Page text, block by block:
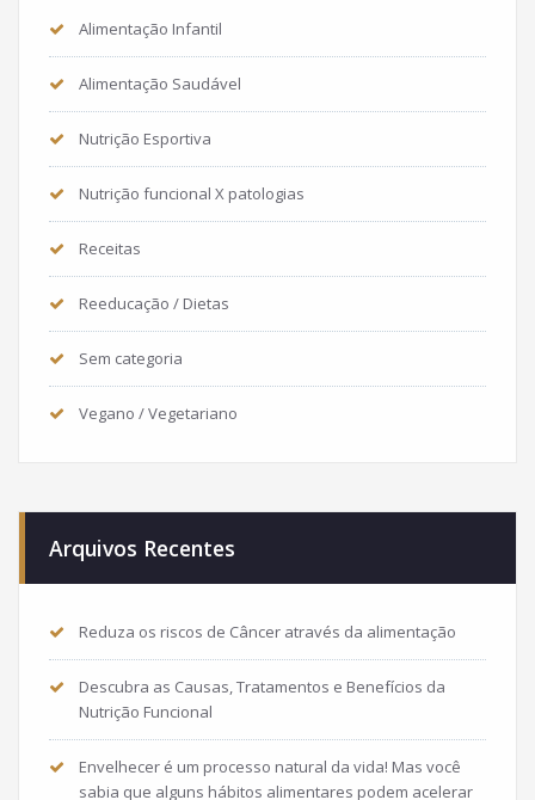
Alimentação Infantil
Alimentação Saudável
Nutrição Esportiva
Nutrição funcional X patologias
Receitas
Reeducação / Dietas
Sem categoria
Vegano / Vegetariano
Arquivos Recentes
Reduza os riscos de Câncer através da alimentação
Descubra as Causas, Tratamentos e Benefícios da
Nutrição Funcional
Envelhecer é um processo natural da vida! Mas você
sabia que alguns hábitos alimentares podem acelerar